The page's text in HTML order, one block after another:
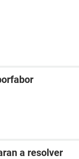
a resolver